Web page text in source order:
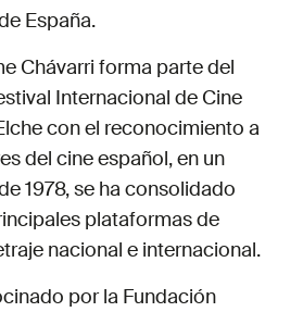
España.
Chávarri forma parte del
Internacional de Cine
con el reconocimiento a
del cine español, en un
1978, se ha consolidado
plataformas de
nacional e internacional.
por la Fundación